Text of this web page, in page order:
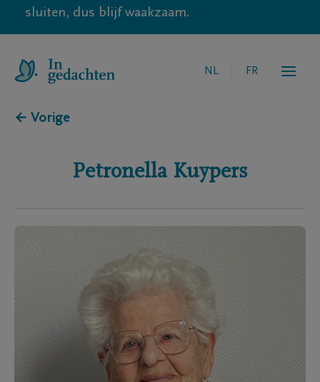
sluiten, dus blijf waakzaam.
NL FR
← Vorige
Petronella Kuypers